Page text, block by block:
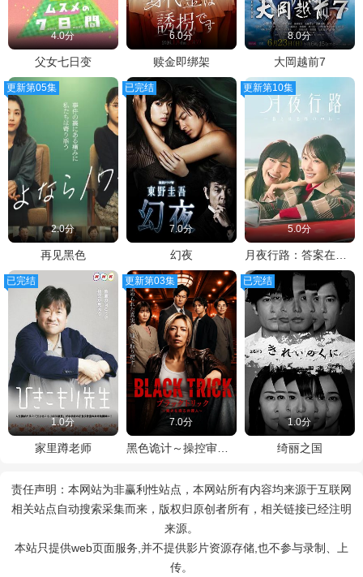
4.0分
父女七日变
6.0分
赎金即绑架
8.0分
大岡越前7
更新第05集
2.0分
再见黑色
已完结
7.0分
幻夜
更新第10集
5.0分
月夜行路：答案在名作中
已完结
1.0分
家里蹲老师
更新第03集
7.0分
黑色诡计～操控审判的辩护人
已完结
1.0分
绮丽之国
责任声明：本网站为非赢利性站点，本网站所有内容均来源于互联网
相关站点自动搜索采集而来，版权归原创者所有，相关链接已经注明
来源。
本站只提供web页面服务,并不提供影片资源存储,也不参与录制、上
传。